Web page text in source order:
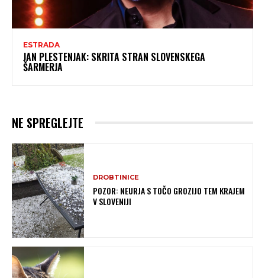
ESTRADA
JAN PLESTENJAK: SKRITA STRAN SLOVENSKEGA
ŠARMERJA
NE SPREGLEJTE
DROBTINICE
POZOR: NEURJA S TOČO GROZIJO TEM KRAJEM
V SLOVENIJI